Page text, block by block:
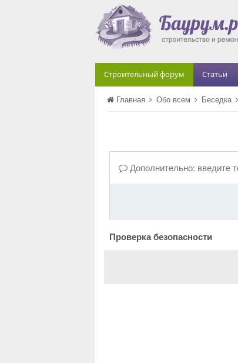
Строительный форум Статьи
Главная Обо всем Беседка
Дополнительно: введите
Проверка безопасности